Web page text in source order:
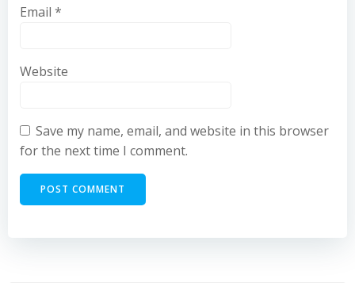
Email *
Website
Save my name, email, and website in this browser
for the next time I comment.